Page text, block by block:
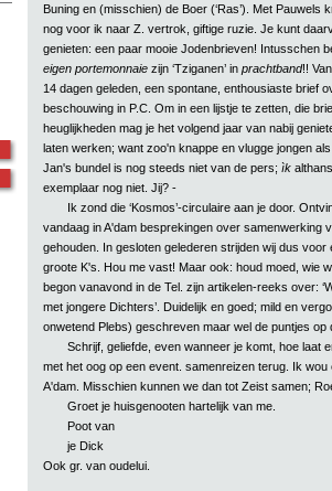
Buning en (misschien) de Boer (‘Ras’). Met Pauwels
nog voor ik naar Z. vertrok, giftige ruzie. Je kunt
genieten: een paar mooie Jodenbrieven! Intusschen
eigen portemonnaie zijn ‘Tziganen’ in prachtband!!
14 dagen geleden, een spontane, enthousiaste brief
beschouwing in P.C. Om in een lijstje te zetten, die
heuglijkheden mag je het volgend jaar van nabij
laten werken; want zoo'n knappe en vlugge jongen
Jan's bundel is nog steeds niet van de pers; ìk
exemplaar nog niet. Jij? -
Ik zond die ‘Kosmos’-circulaire aan je door.
vandaag in A'dam besprekingen over samenwerking
gehouden. In gesloten gelederen strijden wij dus voor
groote K's. Hou me vast! Maar ook: houd moed, wie
begon vanavond in de Tel. zijn artikelen-reeks over:
met jongere Dichters’. Duidelijk en goed; mild en
onwetend Plebs) geschreven maar wel de puntjes op
Schrijf, geliefde, even wanneer je komt, hoe laat
met het oog op een event. samenreizen terug. Ik
A'dam. Misschien kunnen we dan tot Zeist samen;
Groet je huisgenooten hartelijk van me.
Poot van
je Dick
Ook gr. van oudelui.